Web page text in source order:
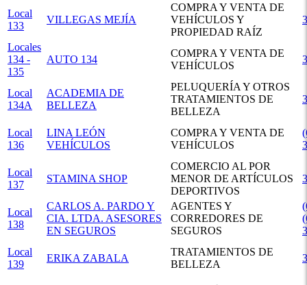
Local
133
VILLEGAS MEJÍA
COMPRA Y VENTA DE
VEHÍCULOS Y
PROPIEDAD RAÍZ
Locales
134 -
135
AUTO 134
COMPRA Y VENTA DE
VEHÍCULOS
Local
134A
ACADEMIA DE
BELLEZA
PELUQUERÍA Y OTROS
TRATAMIENTOS DE
BELLEZA
Local
136
LINA LEÓN
VEHÍCULOS
COMPRA Y VENTA DE
VEHÍCULOS
Local
137
STAMINA SHOP
COMERCIO AL POR
MENOR DE ARTÍCULOS
DEPORTIVOS
Local
138
CARLOS A. PARDO Y
CIA. LTDA. ASESORES
EN SEGUROS
AGENTES Y
CORREDORES DE
SEGUROS
Local
139
ERIKA ZABALA
TRATAMIENTOS DE
BELLEZA